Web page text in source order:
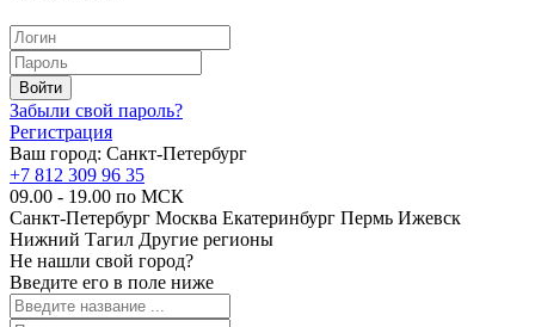
Забыли свой пароль?
Регистрация
Ваш город: Санкт-Петербург
+7 812 309 96 35
09.00 - 19.00 по МСК
Санкт-Петербург Москва Екатеринбург Пермь Ижевск
Нижний Тагил Другие регионы
Не нашли свой город?
Введите его в поле ниже